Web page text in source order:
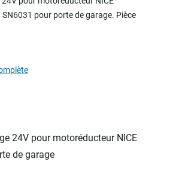
pour porte de garage. Pièce
24V pour motoréducteur NICE
de garage